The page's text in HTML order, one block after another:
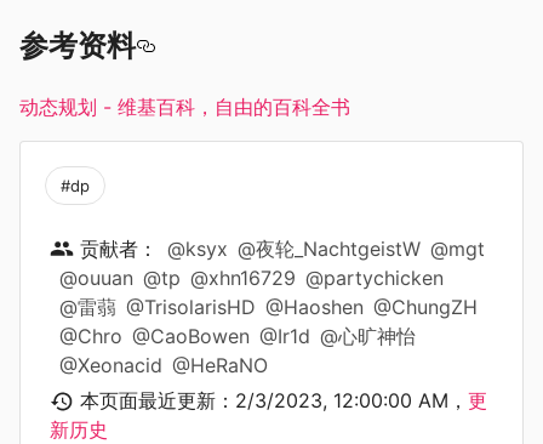
参考资料
动态规划 - 维基百科，自由的百科全书
#dp
贡献者： @ksyx @夜轮_NachtgeistW @mgt
@ouuan @tp @xhn16729 @partychicken
@雷蒻 @TrisolarisHD @Haoshen @ChungZH
@Chro @CaoBowen @Ir1d @心旷神怡
@Xeonacid @HeRaNO
本页面最近更新： 2/3/2023, 12:00:00 AM ， 更
新历史